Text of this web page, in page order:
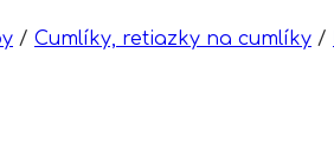
/ Cumlíky, retiazky na cumlíky /